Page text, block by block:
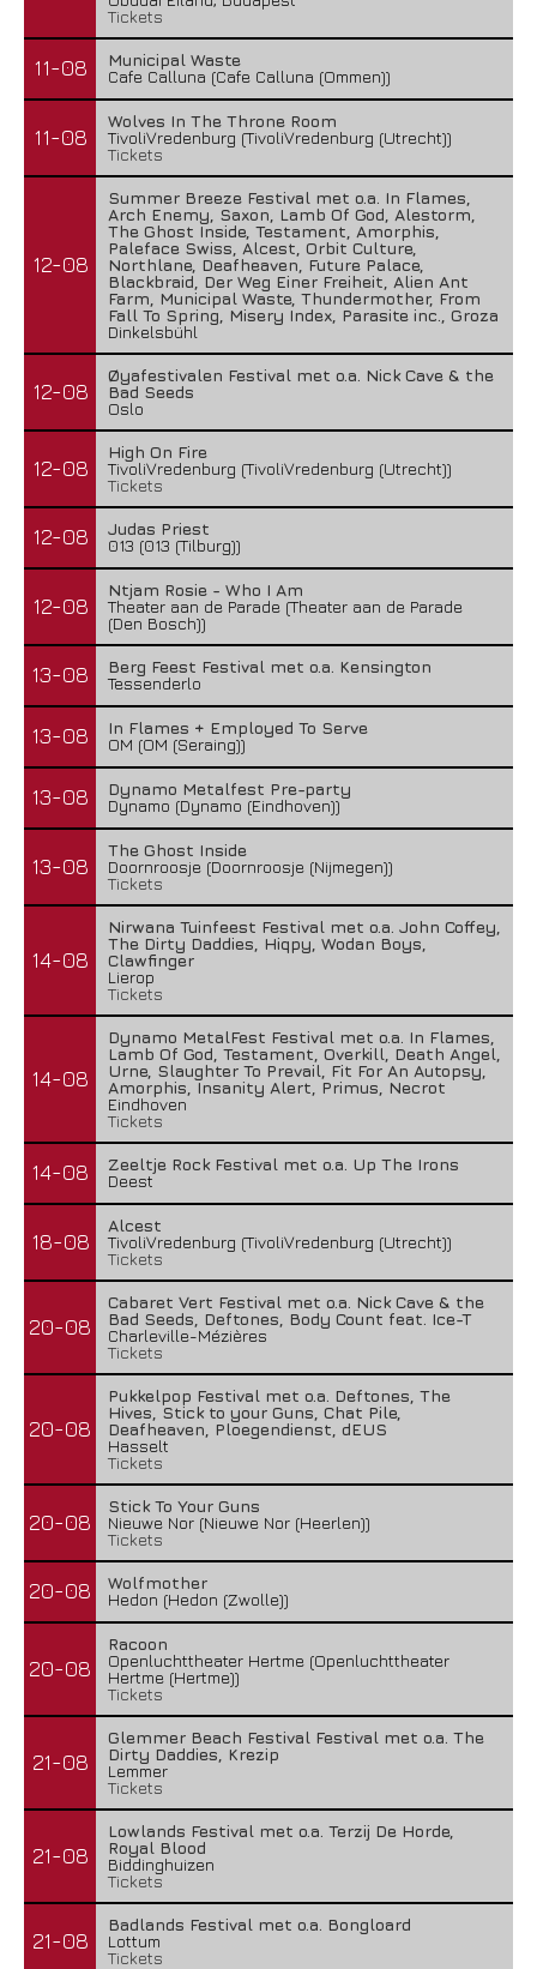
Tickets
11-08
Municipal Waste
Cafe Calluna (Cafe Calluna (Ommen))
11-08
Wolves In The Throne Room
TivoliVredenburg (TivoliVredenburg (Utrecht))
Tickets
12-08
Summer Breeze Festival met o.a. In Flames,
Arch Enemy, Saxon, Lamb Of God, Alestorm,
The Ghost Inside, Testament, Amorphis,
Paleface Swiss, Alcest, Orbit Culture,
Northlane, Deafheaven, Future Palace,
Blackbraid, Der Weg Einer Freiheit, Alien Ant
Farm, Municipal Waste, Thundermother, From
Fall To Spring, Misery Index, Parasite inc., Groza
Dinkelsbühl
12-08
Øyafestivalen Festival met o.a. Nick Cave & the
Bad Seeds
Oslo
12-08
High On Fire
TivoliVredenburg (TivoliVredenburg (Utrecht))
Tickets
12-08
Judas Priest
013 (013 (Tilburg))
12-08
Ntjam Rosie - Who I Am
Theater aan de Parade (Theater aan de Parade
(Den Bosch))
13-08
Berg Feest Festival met o.a. Kensington
Tessenderlo
13-08
In Flames + Employed To Serve
OM (OM (Seraing))
13-08
Dynamo Metalfest Pre-party
Dynamo (Dynamo (Eindhoven))
13-08
The Ghost Inside
Doornroosje (Doornroosje (Nijmegen))
Tickets
14-08
Nirwana Tuinfeest Festival met o.a. John Coffey,
The Dirty Daddies, Hiqpy, Wodan Boys,
Clawfinger
Lierop
Tickets
14-08
Dynamo MetalFest Festival met o.a. In Flames,
Lamb Of God, Testament, Overkill, Death Angel,
Urne, Slaughter To Prevail, Fit For An Autopsy,
Amorphis, Insanity Alert, Primus, Necrot
Eindhoven
Tickets
14-08
Zeeltje Rock Festival met o.a. Up The Irons
Deest
18-08
Alcest
TivoliVredenburg (TivoliVredenburg (Utrecht))
Tickets
20-08
Cabaret Vert Festival met o.a. Nick Cave & the
Bad Seeds, Deftones, Body Count feat. Ice-T
Charleville-Mézières
Tickets
20-08
Pukkelpop Festival met o.a. Deftones, The
Hives, Stick to your Guns, Chat Pile,
Deafheaven, Ploegendienst, dEUS
Hasselt
Tickets
20-08
Stick To Your Guns
Nieuwe Nor (Nieuwe Nor (Heerlen))
Tickets
20-08
Wolfmother
Hedon (Hedon (Zwolle))
20-08
Racoon
Openluchttheater Hertme (Openluchttheater
Hertme (Hertme))
Tickets
21-08
Glemmer Beach Festival Festival met o.a. The
Dirty Daddies, Krezip
Lemmer
Tickets
21-08
Lowlands Festival met o.a. Terzij De Horde,
Royal Blood
Biddinghuizen
Tickets
21-08
Badlands Festival met o.a. Bongloard
Lottum
Tickets